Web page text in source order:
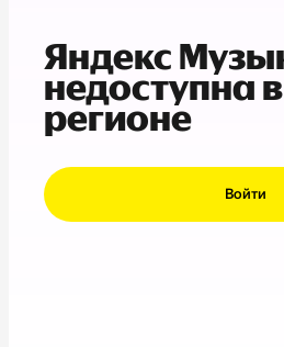
Яндекс
недоступна
регионе
Войти